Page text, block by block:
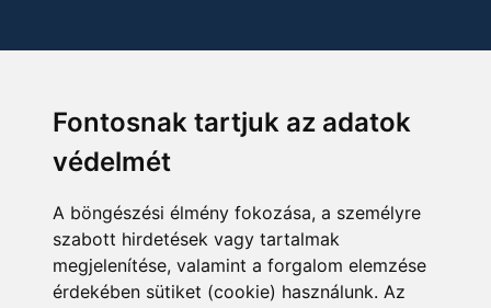
Fontosnak tartjuk az adatok
védelmét
A böngészési élmény fokozása, a személyre
szabott hirdetések vagy tartalmak
megjelenítése, valamint a forgalom elemzése
érdekében sütiket (cookie) használunk. Az